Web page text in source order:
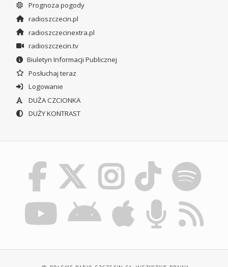
Prognoza pogody
radioszczecin.pl
radioszczecinextra.pl
radioszczecin.tv
Biuletyn Informacji Publicznej
Posłuchaj teraz
Logowanie
DUŻA CZCIONKA
DUŻY KONTRAST